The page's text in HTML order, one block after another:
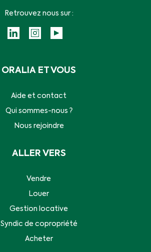
ORALIA ET VOUS
Aide et contact
Qui sommes-nous ?
Nous rejoindre
ALLER VERS
Vendre
Louer
Gestion locative
Syndic de copropriété
Acheter
Retrouvez nous sur :